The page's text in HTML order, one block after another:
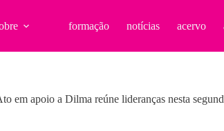
formação notícias acervo
em apoio a Dilma reúne lideranças nesta